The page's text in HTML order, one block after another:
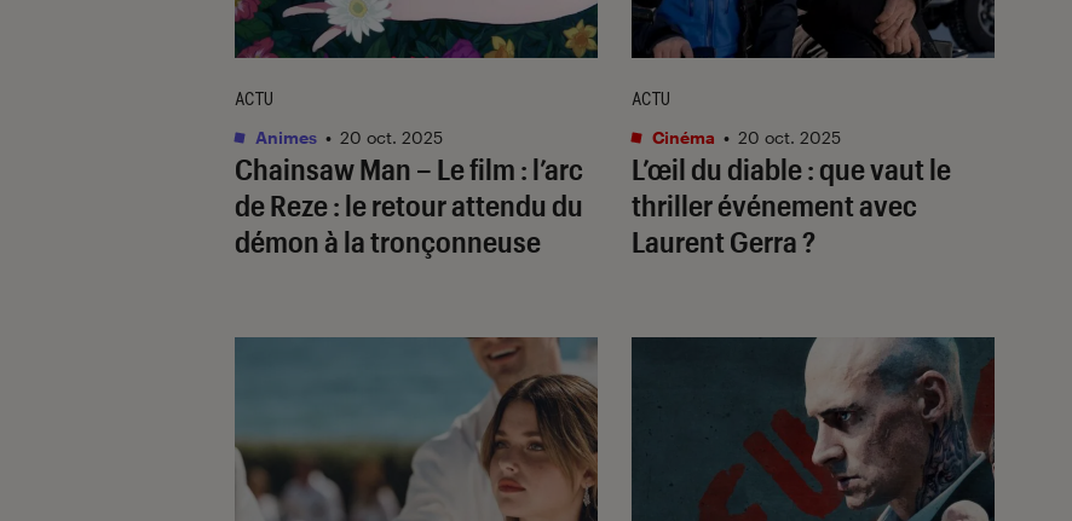
Chainsaw Man – Le film : l’arc
de Reze: le retour attendu du
démon à la tronçonneuse
ACTU
Animes • 20 oct. 2025
L’œil du diable: que vaut le
thriller événement avec
Laurent Gerra ?
ACTU
Cinéma • 20 oct. 2025